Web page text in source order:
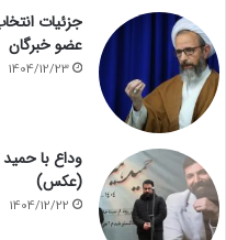
جزئیات
عضو خبرگان
1404/12/23
وداع با
(عکس)
1404/12/22